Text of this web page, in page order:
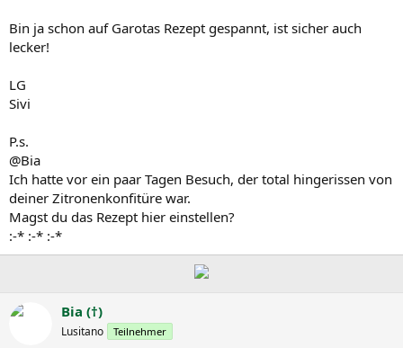
Bin ja schon auf Garotas Rezept gespannt, ist sicher auch
lecker!
LG
Sivi
P.s.
@Bia
Ich hatte vor ein paar Tagen Besuch, der total hingerissen von
deiner Zitronenkonfitüre war.
Magst du das Rezept hier einstellen?
:-* :-* :-*
Bia (†)
Lusitano Teilnehmer